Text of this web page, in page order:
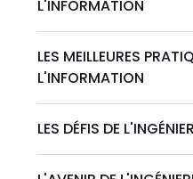
L'INFORMATION
LES MEILLEURES
L'INFORMATION
LES DÉFIS DE